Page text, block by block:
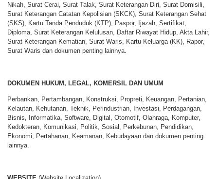
Nikah, Surat Cerai, Surat Talak, Surat Keterangan Diri, Surat Domisili,
Surat Keterangan Catatan Kepolisian (SKCK), Surat Keterangan Sehat
(SKS), Kartu Tanda Penduduk (KTP), Paspor, Ijazah, Sertifikat,
Diploma, Surat Keterangan Kelulusan, Daftar Riwayat Hidup, Akta Lahir,
Surat Keterangan Kematian, Surat Waris, Kartu Keluarga (KK), Rapor,
Surat Waris dan dokumen penting lainnya.
DOKUMEN HUKUM, LEGAL, KOMERSIL DAN UMUM
Perbankan, Pertambangan, Konstruksi, Propreti, Keuangan, Pertanian,
Kelautan, Kehutanan, Teknik, Perindustrian, Investasi, Perdagangan,
Bisnis, Informatika, Software, Digital, Otomotif, Olahraga, Komputer,
Kedokteran, Komunikasi, Politik, Sosial, Perkebunan, Pendidikan,
Ekonomi, Pertahanan, Keamanan, Kebudayaan dan dokumen penting
lainnya.